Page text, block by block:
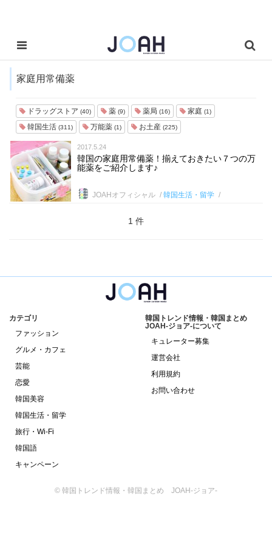
家庭用常備薬
ドラッグストア (40) 薬 (9) 薬局 (16) 家庭 (1)
韓国生活 (311) 万能薬 (1) お土産 (225)
2017.5.24
韓国の家庭用常備薬！揃えておきたい７つの万
能薬をご紹介します♪
JOAHオフィシャル 韓国生活・留学
1 件
カテゴリ
ファッション
グルメ・カフェ
芸能
恋愛
韓国美容
韓国生活・留学
旅行・Wi-Fi
韓国語
キャンペーン
韓国トレンド情報・韓国まとめ
JOAH-ジョア-について
キュレーター募集
運営会社
利用規約
お問い合わせ
© 韓国トレンド情報・韓国まとめ JOAH-ジョア-